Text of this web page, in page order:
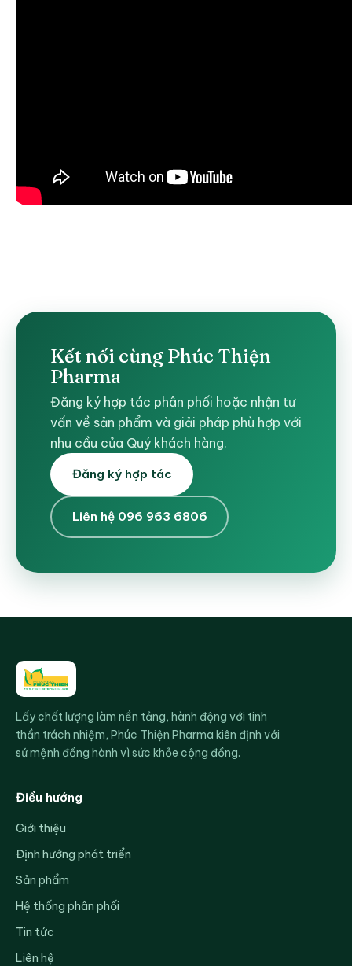
Kết nối cùng Phúc Thiện
Pharma
Đăng ký hợp tác phân phối hoặc nhận tư
vấn về sản phẩm và giải pháp phù hợp với
nhu cầu của Quý khách hàng.
Đăng ký hợp tác
Liên hệ 096 963 6806
Lấy chất lượng làm nền tảng, hành động với tinh
thần trách nhiệm, Phúc Thiện Pharma kiên định với
sứ mệnh đồng hành vì sức khỏe cộng đồng.
Điều hướng
Giới thiệu
Định hướng phát triển
Sản phẩm
Hệ thống phân phối
Tin tức
Liên hệ